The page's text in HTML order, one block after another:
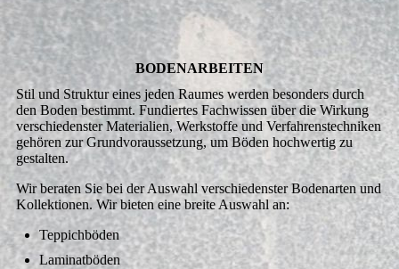
BODEN­ARBEITEN
Stil und Struktur eines jeden Raumes werden besonders durch
den Boden bestimmt. Fundiertes Fachwissen über die Wirkung
verschiedenster Materialien, Werkstoffe und Verfahrenstechniken
gehören zur Grundvoraussetzung, um Böden hochwertig zu
gestalten.
Wir beraten Sie bei der Auswahl verschiedenster Bodenarten und
Kollektionen. Wir bieten eine breite Auswahl an:
Teppichböden
Laminatböden